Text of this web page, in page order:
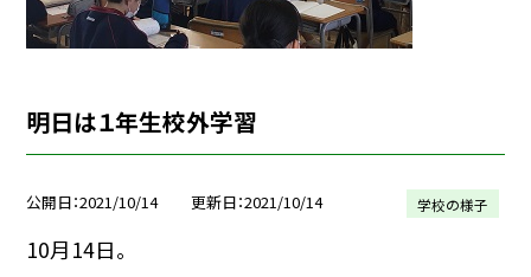
明日は１年生校外学習
公開日 2021/10/14 更新日 2021/10/14 学校の様子
10月14日。